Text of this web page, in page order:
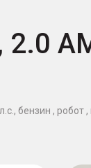
бензин , робот